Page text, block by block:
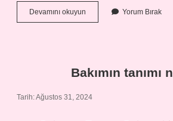
Devamını okuyun
nedir
Yorum Bırak
Bakımın tanımı
Tarih: Ağustos 31, 2024